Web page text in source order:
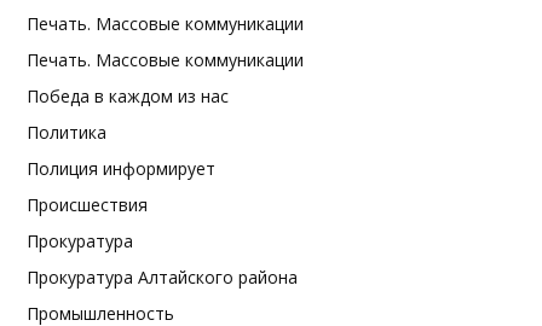
Печать. Массовые коммуникации
Печать. Массовые коммуникации
Победа в каждом из нас
Политика
Полиция информирует
Происшествия
Прокуратура
Прокуратура Алтайского района
Промышленность